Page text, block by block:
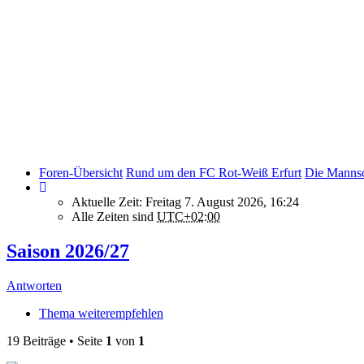
Foren-Übersicht Rund um den FC Rot-Weiß Erfurt Die
Aktuelle Zeit: Freitag 7. August 2026, 16:24
Alle Zeiten sind UTC+02:00
Saison 2026/27
Antworten
Thema weiterempfehlen
19 Beiträge • Seite 1 von 1